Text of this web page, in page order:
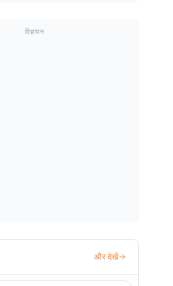
विज्ञापन
और देखें